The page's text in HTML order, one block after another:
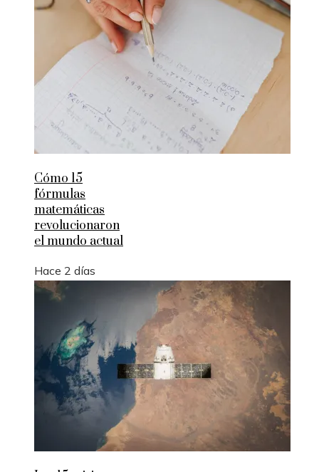
Cómo 15
fórmulas
matemáticas
revolucionaron
el mundo actual
Hace 2 días